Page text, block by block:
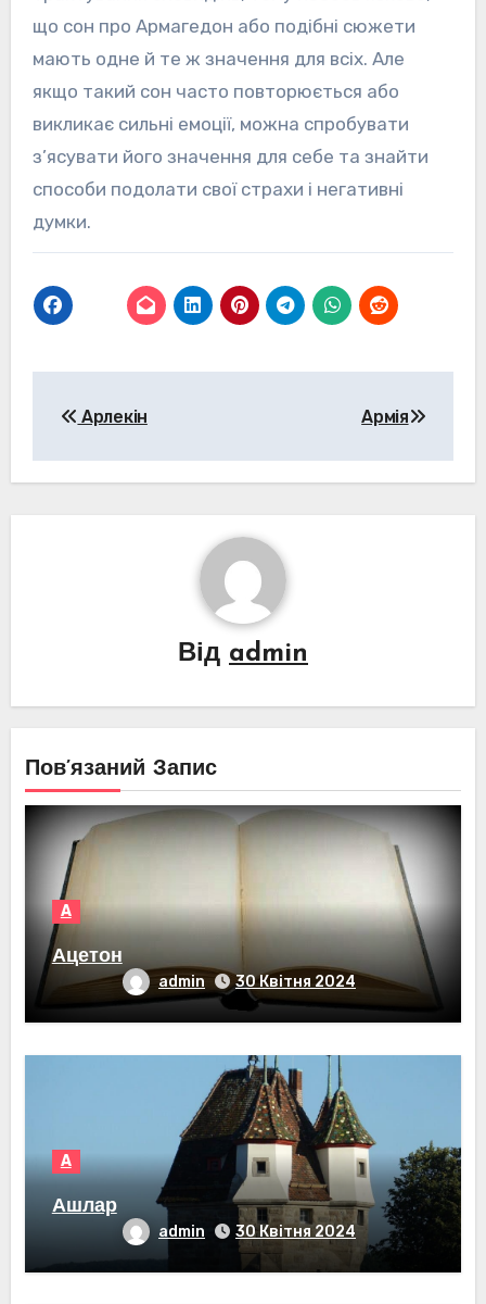
що сон про Армагедон або подібні сюжети
мають одне й те ж значення для всіх. Але
якщо такий сон часто повторюється або
викликає сильні емоції, можна спробувати
з’ясувати його значення для себе та знайти
способи подолати свої страхи і негативні
думки.
записів
Арлекін Армія
Від admin
Пов’язаний Запис
А
Ацетон
admin 30 Квітня 2024
А
Ашлар
admin 30 Квітня 2024